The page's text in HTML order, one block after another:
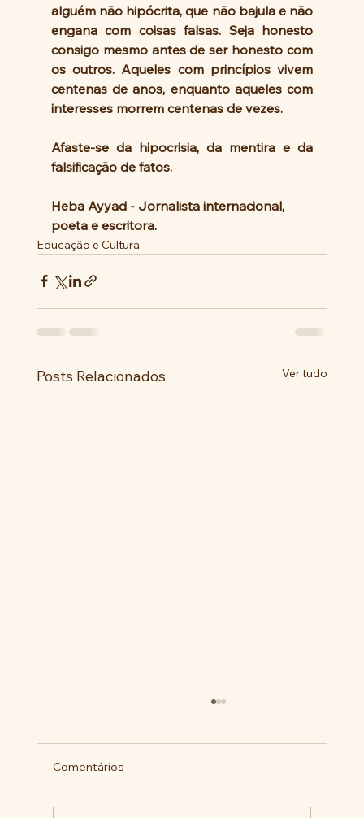
alguém não hipócrita, que não bajula e não
engana com coisas falsas. Seja honesto
consigo mesmo antes de ser honesto com
os outros. Aqueles com princípios vivem
centenas de anos, enquanto aqueles com
interesses morrem centenas de vezes.
Afaste-se da hipocrisia, da mentira e da
falsificação de fatos.
Heba Ayyad - Jornalista internacional,
poeta e escritora.
Educação e Cultura
Posts Relacionados Ver tudo
Comentários